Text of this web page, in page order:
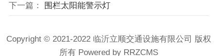
下一篇： 围栏太阳能警示灯
Copyright © 2021-2022 临沂立顺交通设施有限公司 版权
所有 Powered by RRZCMS